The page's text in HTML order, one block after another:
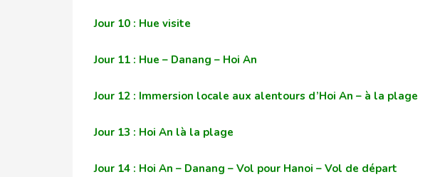
Jour 10 : Hue visite
Jour 11 : Hue – Danang – Hoi An
Jour 12 : Immersion locale aux alentours d’Hoi An – à la plage
Jour 13 : Hoi An là la plage
Jour 14 : Hoi An – Danang – Vol pour Hanoi – Vol de départ